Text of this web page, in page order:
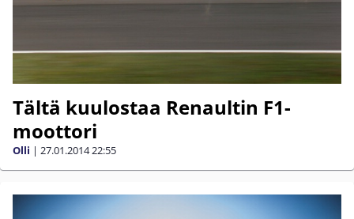
Tältä kuulostaa Renaultin F1-
moottori
Olli | 27.01.201422:55